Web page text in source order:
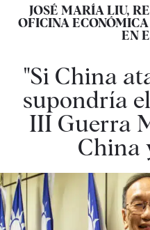
JOSÉ MARÍA LIU,
OFICINA
EN
"Si China
supondría
III Guerra
China